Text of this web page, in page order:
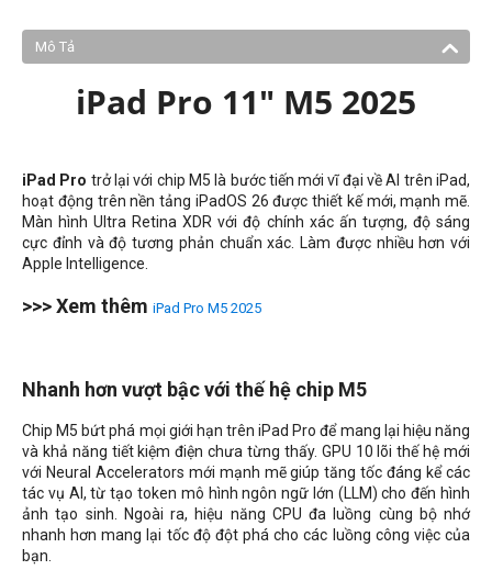
Mô Tả
iPad Pro 11" M5 2025
iPad Pro trở lại với chip M5 là bước tiến mới vĩ đại về AI trên iPad,
hoạt động trên nền tảng iPadOS 26 được thiết kế mới, mạnh mẽ.
Màn hình Ultra Retina XDR với độ chính xác ấn tượng, độ sáng
cực đỉnh và độ tương phản chuẩn xác.
Làm được nhiều hơn với
Apple Intelligence.
>>> Xem thêm iPad Pro M5 2025
Nhanh hơn vượt bậc với thế hệ chip M5
Chip M5 bứt phá mọi giới hạn trên iPad Pro để mang lại hiệu năng
và khả năng tiết kiệm điện chưa từng thấy. GPU 10 lõi thế hệ mới
với Neural Accelerators mới mạnh mẽ giúp tăng tốc đáng kể các
tác vụ AI, từ tạo token mô hình ngôn ngữ lớn (LLM) cho đến hình
ảnh tạo sinh. Ngoài ra, hiệu năng CPU đa luồng cùng bộ nhớ
nhanh hơn mang lại tốc độ đột phá cho các luồng công việc của
bạn.